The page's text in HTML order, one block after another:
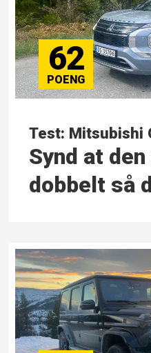
62
Test: Mitsubishi
Synd at
dobbelt så